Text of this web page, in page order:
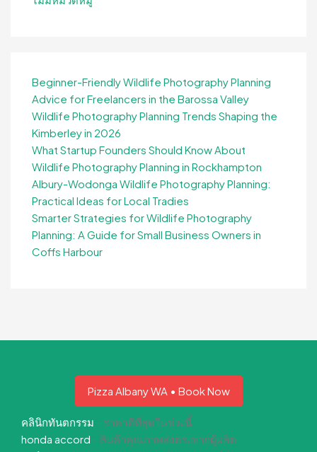
Beginner-Friendly Wildlife Photography Planning
Advice for Freelancers in the Barossa Valley
Wildlife Photography Planning Trends Shaping the
Kimberley in 2026
What Startup Founders Should Know About
Wildlife Photography Planning in Rockhampton
Albury-Wodonga Wildlife Photography Planning:
Practical Ideas for Local Tradies
Smarter Strategies for Wildlife Photography
Planning: A Guide for Small Business Owners in
Coffs Harbour
Pizza Albany WA • Book Now
คลินิกทันตกรรม - ราคาดีที่สุดในช่วงนี้
honda accord - สินค้าคุณภาพส่งตรงจากผู้ผลิต